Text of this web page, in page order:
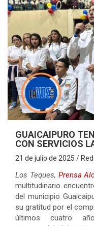
GUAICAIPURO
CON SERVICIOS
21 de julio de 2025
Los Teques, Prensa
multitudinario
del municipio
su gratitud por el
últimos cuatro